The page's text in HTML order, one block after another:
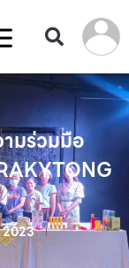
มร่วมมือ
2023